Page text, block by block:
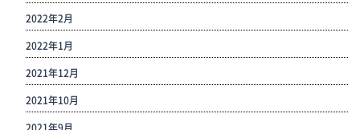
2022年2月
2022年1月
2021年12月
2021年10月